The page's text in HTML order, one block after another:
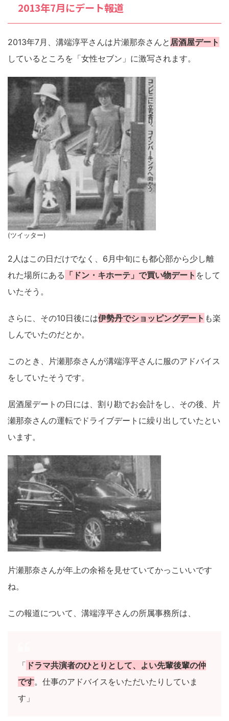
2013年7月にデート報道
2013年7月、溝端淳平さんは片瀬那奈さんと 居酒屋デート
しているところを「女性セブン」に激写されます。
(ツイッター)
2人はこの日だけでなく、6月中旬にも都心部から少し離
れた場所にある 「ドン・キホーテ」で買い物デート をして
いたそう。
さらに、その10日後には伊勢丹でショッピングデート も楽
しんでいたのだとか。
このとき、片瀬那奈さんが溝端淳平さんに服のアドバイス
をしていたそうです。
居酒屋デートの日には、割り勘でお会計をし、その後、片
瀬那奈さんの運転でドライブデートに繰り出していたとい
います。
片瀬那奈さんが年上の余裕を見せていてかっこいいです
ね。
この報道について、溝端淳平さんの所属事務所は、
「 ドラマ共演者のひとりとして、よい先輩後輩の仲
です。仕事のアドバイスをいただいたりしていま
す」